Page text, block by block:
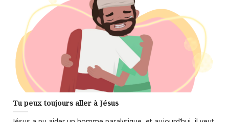
Tu peux toujours aller à Jésus